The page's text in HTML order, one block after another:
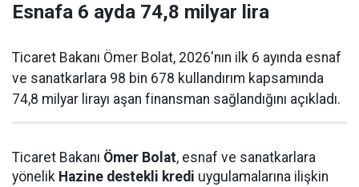
Esnafa 6 ayda 74,8 milyar lira
Ticaret Bakanı Ömer Bolat, 2026'nın ilk 6 ayında esnaf
ve sanatkarlara 98 bin 678 kullandırım kapsamında
74,8 milyar lirayı aşan finansman sağlandığını açıkladı.
Ticaret Bakanı Ömer Bolat, esnaf ve sanatkarlara
yönelik Hazine destekli kredi uygulamalarına ilişkin